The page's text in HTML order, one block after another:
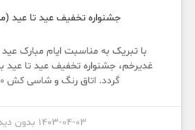
جشنواره تخفیف عید تا عید
با تبریک به مناسبت ایام مبارک
غدیرخم، جشنواره تخفیف عید تا عید
گردد. اتاق رنگ و شاسی کش 10% تخفیف
1403-04-03 بدون